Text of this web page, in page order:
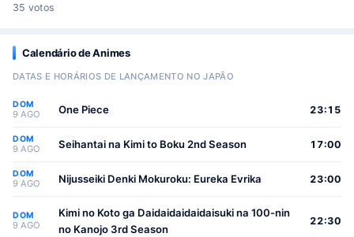
35 votos
Calendário de Animes
DATAS E HORÁRIOS DE LANÇAMENTO NO JAPÃO
DOM
9 AGO One Piece 23:15
DOM
9 AGO Seihantai na Kimi to Boku 2nd Season 17:00
DOM
9 AGO Nijusseiki Denki Mokuroku: Eureka Evrika 23:00
DOM
9 AGO
Kimi no Koto ga Daidaidaidaidaisuki na 100-nin
no Kanojo 3rd Season
22:30